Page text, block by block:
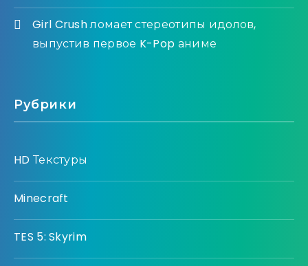
Girl Crush ломает стереотипы идолов,
выпустив первое K-Pop аниме
Рубрики
HD Текстуры
Minecraft
TES 5: Skyrim